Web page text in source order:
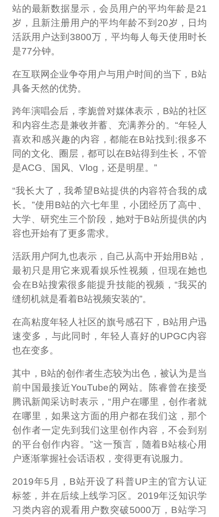
站的最新数据显示，会员用户的平均年龄是21
岁，且新注册用户的平均年龄不到20岁，日均
活跃用户达到3800万，平均每人每天使用时长
是77分钟。
在互联网企业争夺用户与用户时间的当下，B站
具备天然的优势。
跨年演唱会后，李旎曾对媒体表示，B站的社区
和内容生态是兼收并蓄、充满养分的。“年轻人
喜欢和感兴趣的内容，都能在B站找到;很多不
同的文化、圈层，都可以在B站得到生长，不管
是ACG、国风、Vlog，还是明星。”
“我长大了，我希望B站提供的内容符合我的成
长。”使用B站的六七年里，小团经历了高中、
大学、研究生三个阶段，她对于B站所提供的内
容也开始有了更多需求。
活跃用户阿九也表示，自己从高中开始用B站，
最初只是用它来观看娱乐性视频，但现在她也
会在B站搜索很多能提升技能的视频，“我买的
缝纫机就是看着B站视频安装的”。
在高粘度年轻人社区的旗号感召下，B站用户迅
速变多，与此同时，年轻人喜好的UPGC内容
也在变多。
其中，B站的创作者生态较为出色，被认为是当
前中国最接近YouTube的网站。陈睿曾在接受
腾讯新闻采访时表示，“用户在哪里，创作者就
在哪里，如果这方面的用户都在我们这，那个
创作者一定先到我们这里创作内容，不会到别
的平台创作内容。”这一预言，随着B站核心用
户逐渐掌握社会话语权，变得更有说服力。
2019年5月，B站开设了科普UP主的官方认证
标签，并在后续上线学习区。2019年泛知识学
习类内容的观看用户数突破5000万，B站学习